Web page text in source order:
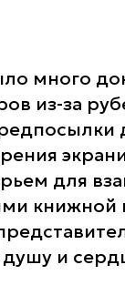
много
из-за
для
книжной
и